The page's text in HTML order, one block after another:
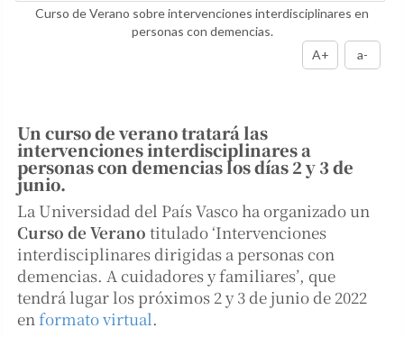
Curso de Verano sobre intervenciones interdisciplinares en
personas con demencias.
A+
a-
Un curso de verano tratará las
intervenciones interdisciplinares a
personas con demencias los días 2 y 3 de
junio.
La Universidad del País Vasco ha organizado un
Curso de Verano titulado ‘Intervenciones
interdisciplinares dirigidas a personas con
demencias. A cuidadores y familiares’, que
tendrá lugar los próximos 2 y 3 de junio de 2022
enformato virtual.